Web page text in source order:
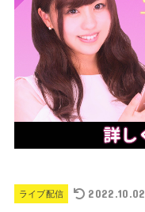
ライブ配信 2022.10.02